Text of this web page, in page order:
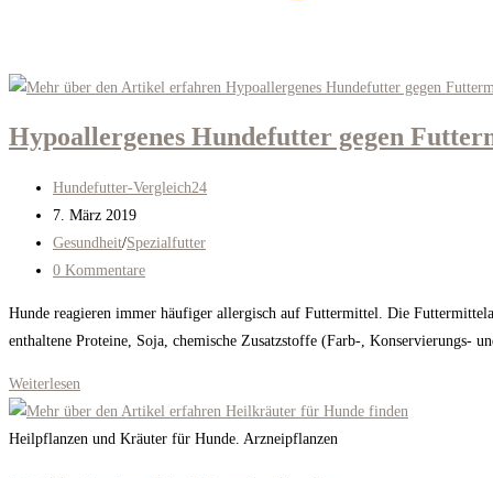
Hypoallergenes Hundefutter gegen
Beitrags-
Autor:
Hundefutter-Vergleich24
Beitrag
veröffentlicht:
7. März 2019
Beitrags-
Kategorie:
Gesundheit/Spezialfutter
Beitrags-
0 Kommentare
Hunde reagieren immer häufiger allergisch auf Futtermittel. Die
enthaltene Proteine, Soja, chemische Zusatzstoffe (Farb-, Konservierungs-
Weiterlesen
Hundefutter
gegen
Heilpflanzen und Kräuter für Hunde. Arzneipflanzen